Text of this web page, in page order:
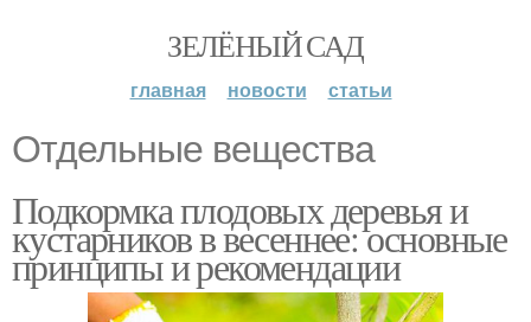
ЗЕЛЁНЫЙ САД
главная новости статьи
Отдельные вещества
Подкормка плодовых деревья и
кустарников в весеннее: основные
принципы и рекомендации